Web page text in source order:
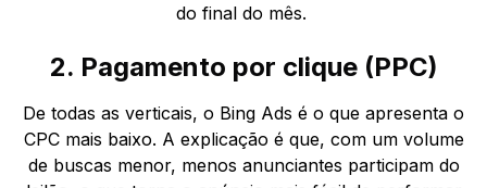
do final do mês.
2. Pagamento por clique (PPC)
De todas as verticais, o Bing Ads é o que apresenta o
CPC mais baixo. A explicação é que, com um volume
de buscas menor, menos anunciantes participam do